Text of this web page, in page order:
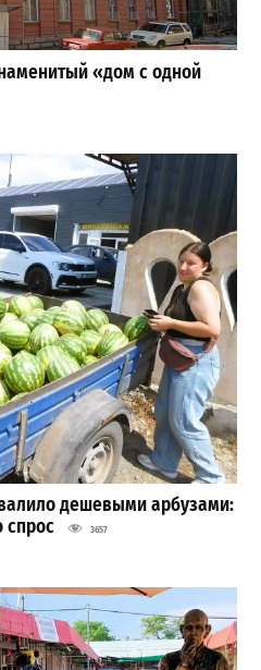
«дом с одной
дешевыми арбузами:
спрос
3657